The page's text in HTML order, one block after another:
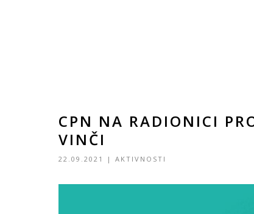
CPN NA RADIONICI
VINČI
22.09.2021 | AKTIVNOSTI